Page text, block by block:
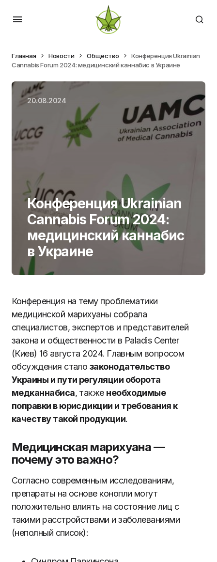
Главная Новости Общество
Конференция Ukrainian
Cannabis Forum 2024: медицинский каннабис в Украине
20.08.2024
Конференция Ukrainian
Cannabis Forum 2024:
медицинский каннабис
в Украине
Конференция на тему проблематики
медицинской марихуаны собрала
специалистов, экспертов и представителей
закона и общественности в Paladis Center
(Киев) 16 августа 2024. Главным вопросом
обсуждения стало законодательство
Украины и пути регуляции оборота
медканнабиса, также необходимые
поправки в юрисдикции и требования к
качеству такой продукции.
Медицинская марихуана —
почему это важно?
Согласно современным исследованиям,
препараты на основе конопли могут
положительно влиять на состояние лиц с
такими расстройствами и заболеваниями
(неполный список):